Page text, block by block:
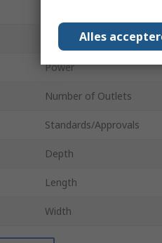
Mount Type
Power
Number of Outlets
Standards/Approvals
Depth
Length
Width
Alles